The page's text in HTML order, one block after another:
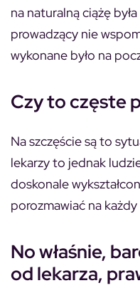
na naturalną ciążę
prowadzący nie
wykonane było na
Czy to częste
Na szczęście są to
lekarzy to jednak
doskonale
porozmawiać na
No właśnie,
od lekarza,